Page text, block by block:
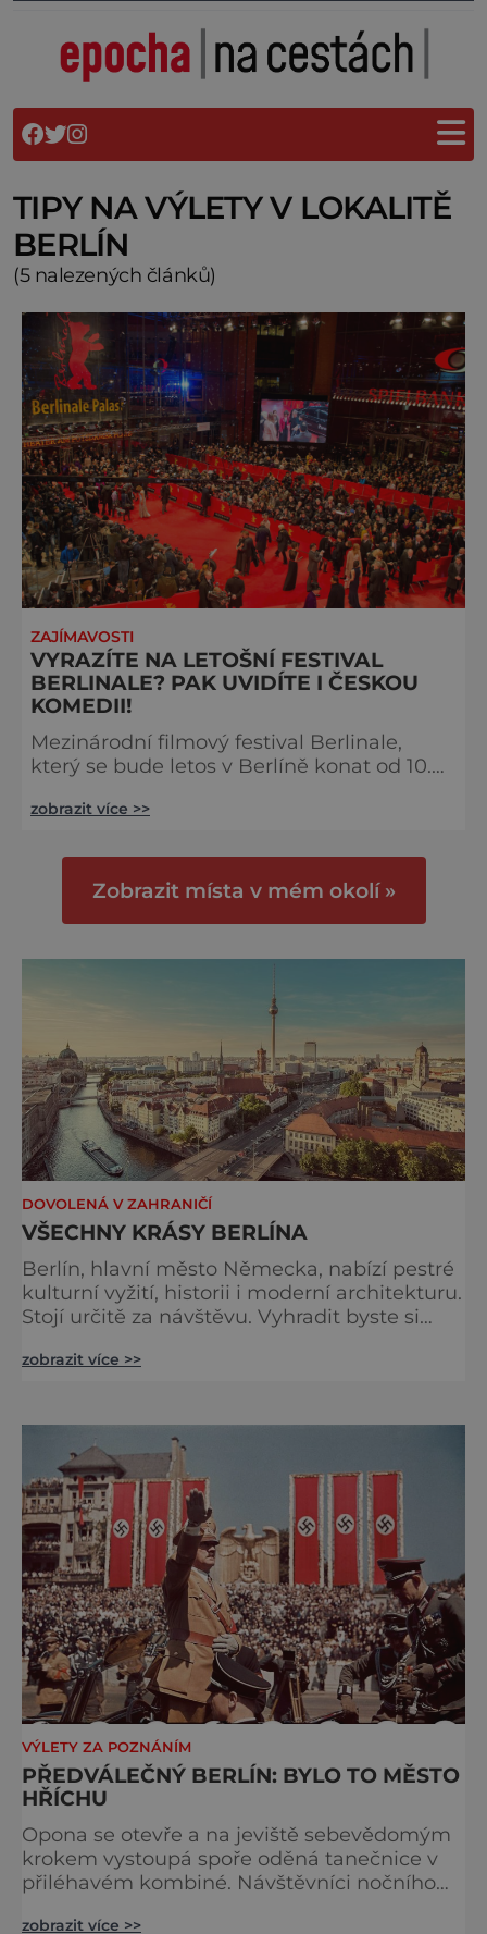
TIPY NA VÝLETY V LOKALITĚ
BERLÍN
(5 nalezených článků)
ZAJÍMAVOSTI
VYRAZÍTE NA LETOŠNÍ FESTIVAL
BERLINALE? PAK UVIDÍTE I ČESKOU
KOMEDII!
Mezinárodní filmový festival Berlinale,
který se bude letos v Berlíně konat od 10.
komedii „Kdyby radši hořelo“ režiséra
promítán v sekci Panorama. Festival v
Berlíně patří mezi nejvýznamnější světové
festival oficiálně představil, byl snímek Já
zobrazit více >>
Zobrazit místa v mém okolí »
DOVOLENÁ V ZAHRANIČÍ
VŠECHNY KRÁSY BERLÍNA
Berlín, hlavní město Německa, nabízí pestré
kulturní vyžití, historii i moderní architekturu.
Stojí určitě za návštěvu. Vyhradit byste si
Berlíně pochází z roku 1244. Tehdy zde
se nakonec spojily. V roce 1451 si je
braniborští markrabí zvolili za své hlavní
sídlo. P
zobrazit více >>
VÝLETY ZA POZNÁNÍM
PŘEDVÁLEČNÝ BERLÍN: BYLO TO MĚSTO
HŘÍCHU
Opona se otevře a na jeviště sebevědomým
krokem vystoupá spoře oděná tanečnice v
přiléhavém kombiné. Návštěvníci nočního
zobrazit více >>